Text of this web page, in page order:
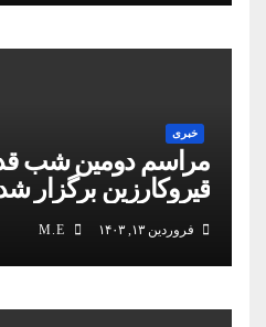
خبری
مراسم دومین شب
قیروکارزین برگزار شد
فروردین ۱۳, ۱۴۰۳